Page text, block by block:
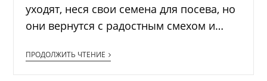
уходят, неся свои семена для посева, но
они вернутся с радостным смехом и…
ПРОДОЛЖИТЬ ЧТЕНИЕ